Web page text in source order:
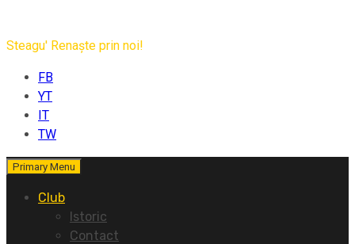
Steagu' Renaște prin noi!
FB
YT
IT
TW
Primary Menu
Club
Istoric
Contact